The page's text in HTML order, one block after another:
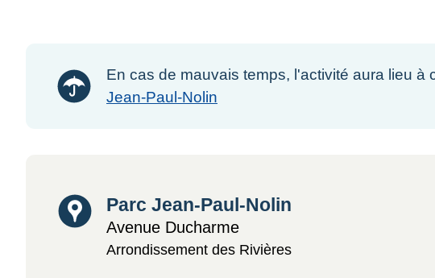
En cas de mauvais temps, l'activité aura lieu à
Jean-Paul-Nolin
Lieu
Parc Jean-Paul-Nolin
Avenue Ducharme
Arrondissement des Rivières